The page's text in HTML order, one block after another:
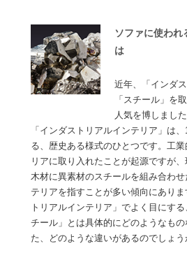
ソファに使われ
は
近年、「インダ
「スチール」を
人気を博しました
「インダストリアルインテリア」は
る、歴史ある様式のひとつです。工
リアに取り入れたことが起源ですが
木材に異素材のスチールを組み合わ
テリアを指すことが多い傾向にあり
トリアルインテリア」でよく目にす
チール」とは具体的にどのようなもの
た、どのような違いがあるのでしょ